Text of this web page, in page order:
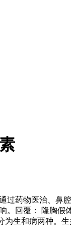
物医治、鼻
回覆： 隆胸假
生和病两种。生